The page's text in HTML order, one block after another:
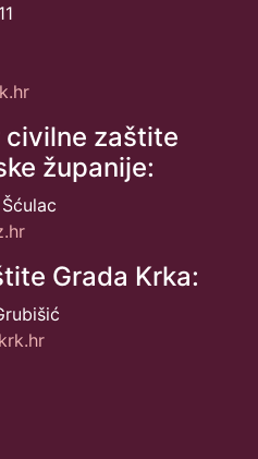
civilne zaštite
županije:
Grada Krka: